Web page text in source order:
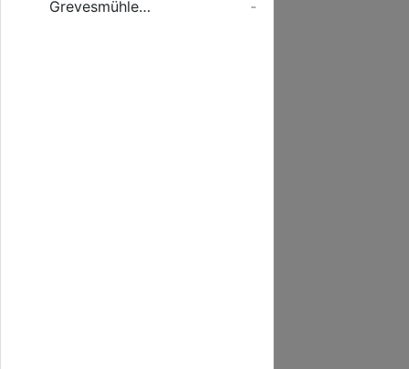
Grevesmühlener Wochenblatt
-